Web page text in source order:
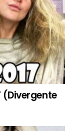
(Divergente